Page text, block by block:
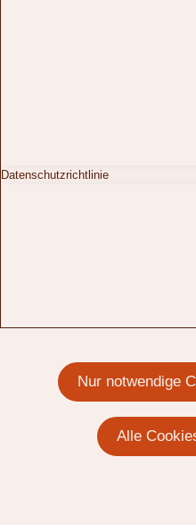
Datenschutzrichtlinie
Nur notwendige
Alle